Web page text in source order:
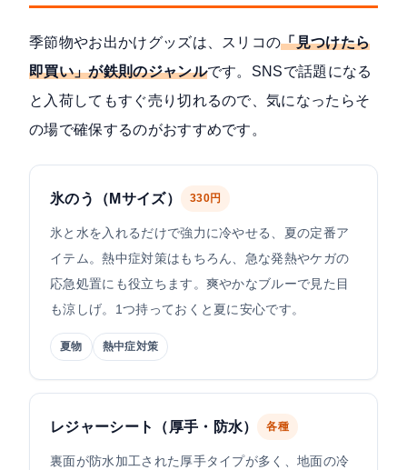
季節物やお出かけグッズは、スリコの「見つけたら
即買い」が鉄則のジャンルです。SNSで話題になる
と入荷してもすぐ売り切れるので、気になったらそ
の場で確保するのがおすすめです。
氷のう（Mサイズ） 330円
氷と水を入れるだけで強力に冷やせる、夏の定番ア
イテム。熱中症対策はもちろん、急な発熱やケガの
応急処置にも役立ちます。爽やかなブルーで見た目
も涼しげ。1つ持っておくと夏に安心です。
夏物 熱中症対策
レジャーシート（厚手・防水） 各種
裏面が防水加工された厚手タイプが多く、地面の冷